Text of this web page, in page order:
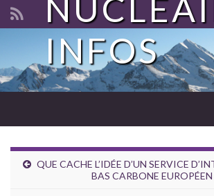
Search for:
INFOS
QUE CACHE L’IDÉE D’UN SERVICE
BAS CARBONE EUROPÉEN